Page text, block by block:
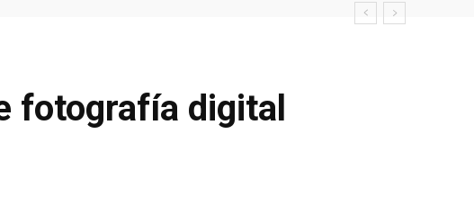
fotografía digital